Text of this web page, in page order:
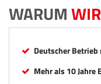
WARUMWIR
Deutscher
Mehr als 10